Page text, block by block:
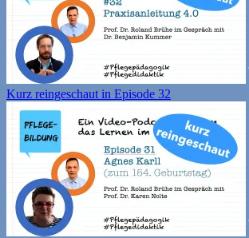
Kurz reingeschaut in Episode 32